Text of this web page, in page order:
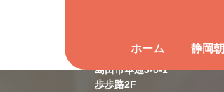
ホーム 静岡
島田スクール
島田市本通3-6-1
歩歩路2F